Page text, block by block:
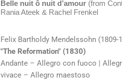
Belle nuit ô nuit d’amour (from
Rania Ateek & Rachel Frenkel
Felix Bartholdy Mendelssohn (1809-
"The Reformation" (1830)
Andante – Allegro con fuoco |
vivace – Allegro maestoso